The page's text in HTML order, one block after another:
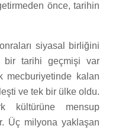
önce, tarihin
siyasal birliğini
bir tarihi geçmişi var
mecburiyetinde kalan
ve tek bir ülke oldu.
kültürüne mensup
Üç milyona yaklaşan